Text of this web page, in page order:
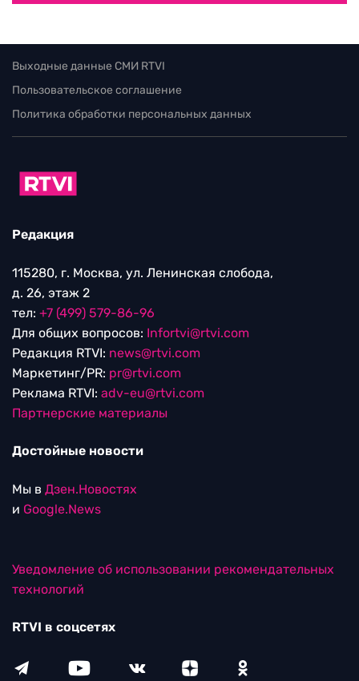
Выходные данные СМИ RTVI
Пользовательское соглашение
Политика обработки персональных данных
Редакция
115280, г. Москва, ул. Ленинская слобода,
д. 26, этаж 2
тел: +7 (499) 579-86-96
Для общих вопросов: Infortvi@rtvi.com
Редакция RTVI: news@rtvi.com
Маркетинг/PR: pr@rtvi.com
Реклама RTVI: adv-eu@rtvi.com
Партнерские материалы
Достойные новости
Мы в Дзен.Новостях
и Google.News
Уведомление об использовании рекомендательных
технологий
RTVI в соцсетях